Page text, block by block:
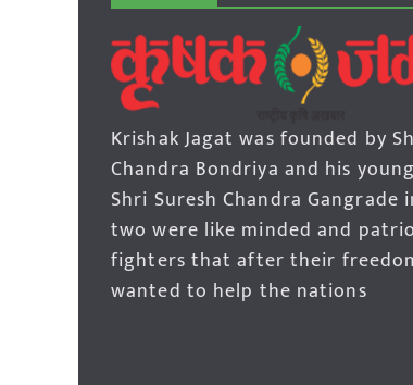
Krishak Jagat was founded by
Chandra Bondriya and his
Shri Suresh Chandra Gangrade
two were like minded and
fighters that after their
wanted to help the nations